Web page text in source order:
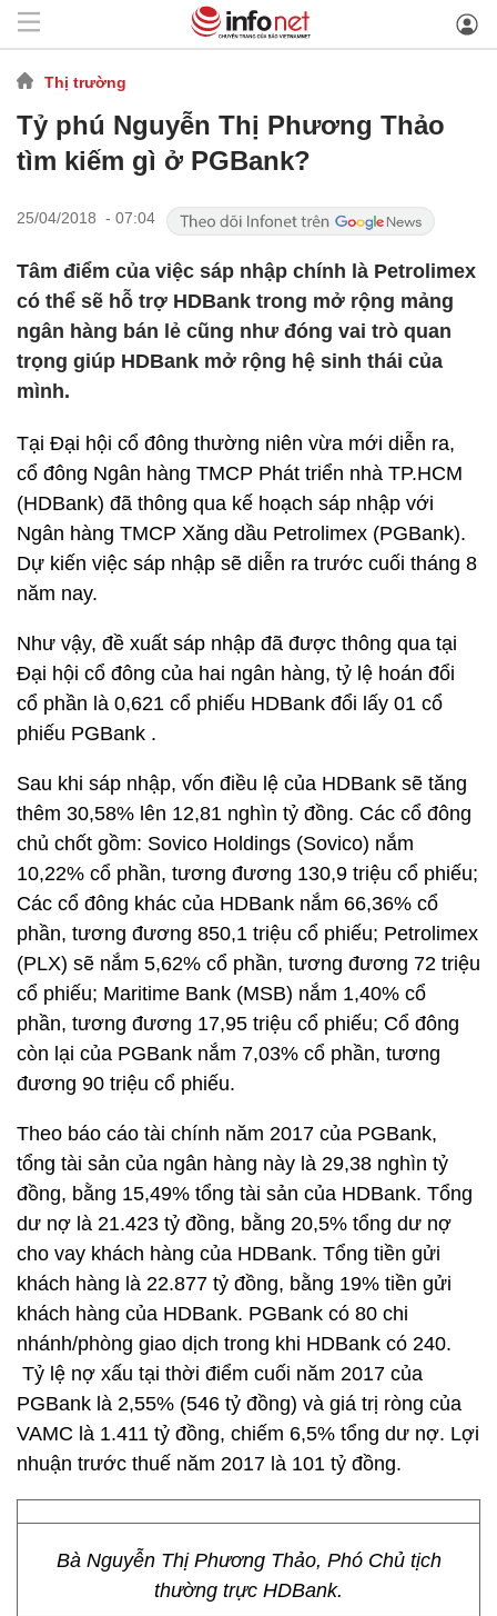
Thị trường
Tỷ phú Nguyễn Thị Phương Thảo
tìm kiếm gì ở PGBank?
25/04/2018 - 07:04
Tâm điểm của việc sáp nhập chính là Petrolimex
có thể sẽ hỗ trợ HDBank trong mở rộng mảng
ngân hàng bán lẻ cũng như đóng vai trò quan
trọng giúp HDBank mở rộng hệ sinh thái của
mình.
Tại Đại hội cổ đông thường niên vừa mới diễn ra,
cổ đông Ngân hàng TMCP Phát triển nhà TP.HCM
(HDBank) đã thông qua kế hoạch sáp nhập với
Ngân hàng TMCP Xăng dầu Petrolimex (PGBank).
Dự kiến việc sáp nhập sẽ diễn ra trước cuối tháng 8
năm nay.
Như vậy, đề xuất sáp nhập đã được thông qua tại
Đại hội cổ đông của hai ngân hàng, tỷ lệ hoán đổi
cổ phần là 0,621 cổ phiếu HDBank đổi lấy 01 cổ
phiếu PGBank .
Sau khi sáp nhập, vốn điều lệ của HDBank sẽ tăng
thêm 30,58% lên 12,81 nghìn tỷ đồng. Các cổ đông
chủ chốt gồm: Sovico Holdings (Sovico) nắm
10,22% cổ phần, tương đương 130,9 triệu cổ phiếu;
Các cổ đông khác của HDBank nắm 66,36% cổ
phần, tương đương 850,1 triệu cổ phiếu; Petrolimex
(PLX) sẽ nắm 5,62% cổ phần, tương đương 72 triệu
cổ phiếu; Maritime Bank (MSB) nắm 1,40% cổ
phần, tương đương 17,95 triệu cổ phiếu; Cổ đông
còn lại của PGBank nắm 7,03% cổ phần, tương
đương 90 triệu cổ phiếu.
Theo báo cáo tài chính năm 2017 của PGBank,
tổng tài sản của ngân hàng này là 29,38 nghìn tỷ
đồng, bằng 15,49% tổng tài sản của HDBank. Tổng
dư nợ là 21.423 tỷ đồng, bằng 20,5% tổng dư nợ
cho vay khách hàng của HDBank. Tổng tiền gửi
khách hàng là 22.877 tỷ đồng, bằng 19% tiền gửi
khách hàng của HDBank. PGBank có 80 chi
nhánh/phòng giao dịch trong khi HDBank có 240.
Tỷ lệ nợ xấu tại thời điểm cuối năm 2017 của
PGBank là 2,55% (546 tỷ đồng) và giá trị ròng của
VAMC là 1.411 tỷ đồng, chiếm 6,5% tổng dư nợ. Lợi
nhuận trước thuế năm 2017 là 101 tỷ đồng.
Bà Nguyễn Thị Phương Thảo, Phó Chủ tịch
thường trực HDBank.